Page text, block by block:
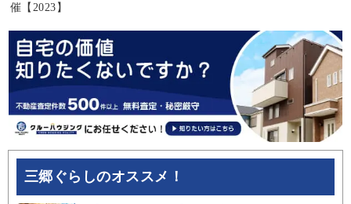
催【2023】
三郷ぐらしのオススメ！